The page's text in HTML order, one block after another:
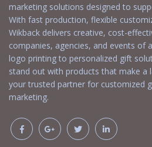
marketing solutions designed to
With fast production, flexible
Wikback delivers creative, cost-
companies, agencies, and events of
logo printing to personalized gift
stand out with products that make a
your trusted partner for customized
marketing.